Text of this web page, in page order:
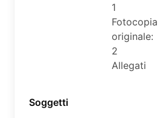
1
Fotocopia
originale:
2
Allegati
Soggetti